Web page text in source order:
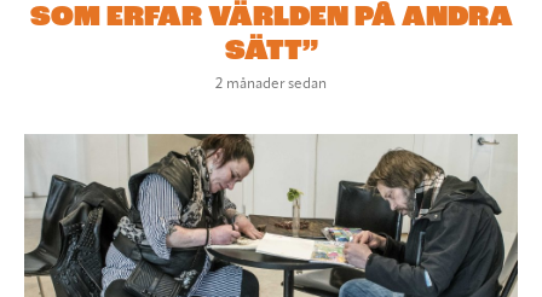
SOM ERFAR VÄRLDEN PÅ ANDRA
SÄTT”
2 månader sedan